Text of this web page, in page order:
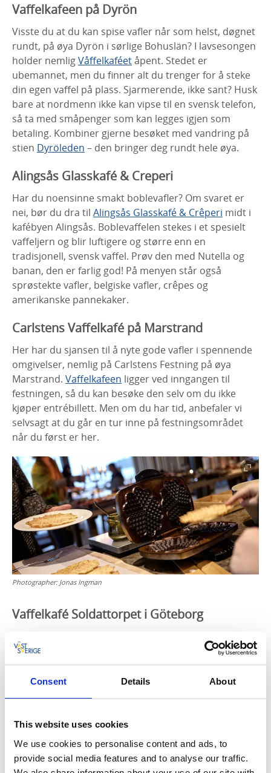
Consent Details About
This website uses cookies
We use cookies to personalise content and ads, to
provide social media features and to analyse our traffic.
Vaffelkafeen på Dyrön
Visste du at du kan spise vafler når som helst, døgnet
rundt, på øya Dyrön i sørlige Bohuslän? I lavsesongen
holder nemligVåffelkaféetåpent. Stedet er
ubemannet, men du finner alt du trenger for å steke
din egen vaffel på plass. Sjarmerende, ikke sant? Husk
bare at nordmenn ikke kan vipse til en svensk telefon,
så ta med småpenger som kan legges igjen som
betaling. Kombiner gjerne besøket med vandring på
stien Dyröleden – den bringer deg rundt hele øya.
Alingsås Glasskafé & Creperi
Har du noensinne smakt boblevafler? Om svaret er
nei, bør du dra til Alingsås Glasskafé & Crêperi midt i
kafébyen Alingsås. Boblevaffelen stekes i et spesielt
vaffeljern og blir luftigere og større enn en
tradisjonell, svensk vaffel. Prøv den med Nutella og
banan, den er farlig god! På menyen står også
sprøstekte vafler, belgiske vafler, crêpes og
amerikanske pannekaker.
Carlstens Vaffelkafé på Marstrand
Her har du sjansen til å nyte gode vafler i spennende
omgivelser, nemlig på Carlstens Festning på øya
Marstrand. Vaffelkafeen ligger ved inngangen til
festningen, så du kan besøke den selv om du ikke
kjøper entrébillett. Men om du har tid, anbefaler vi
selvsagt at du går en tur inne på festningsområdet
når du først er her.
Photographer: Jonas Ingman
Vaffelkafé Soldattorpet i Göteborg
soldathytta flyttet fra Bohuslän til sin nåværende
plassering – vegg i vegg med det staselige
forsvarsanlegget Skansen Kronan i sentrale
en av Göteborgs vakreste utsikter!
Lemon Garden i Göteborg